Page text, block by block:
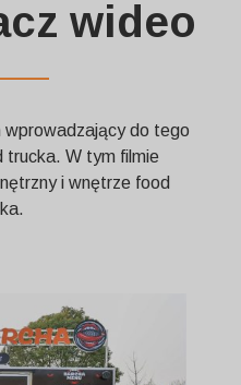
wideo
wprowadzający do tego
W tym filmie
i wnętrze food